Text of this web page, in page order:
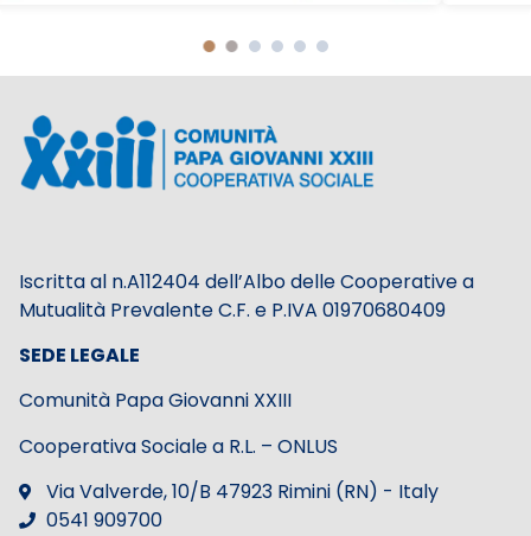
Iscritta al n.A112404 dell’Albo delle Cooperative a
Mutualità Prevalente C.F. e P.IVA 01970680409
SEDE LEGALE
Comunità Papa Giovanni XXIII
Cooperativa Sociale a R.L. – ONLUS
Via Valverde, 10/B 47923 Rimini (RN) - Italy
0541 909700